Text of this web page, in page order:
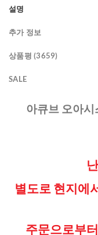
설명
추가 정보
상품평 (3659)
SALE
아큐브 오아
별도로 현지에
주문으로부